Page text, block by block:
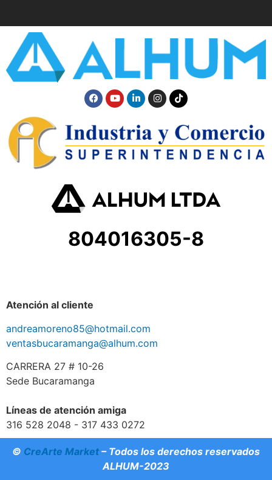
804016305-8
Atención al cliente
andreamoreno85@hotmail.com
ventasbucaramanga@alhum.com
CARRERA 27 # 10-26
Sede Bucaramanga
Líneas de atención amiga
316 528 2048 - 317 433 0272
© CreArte Market – Todos los derechos reservados
ALHUM-2023